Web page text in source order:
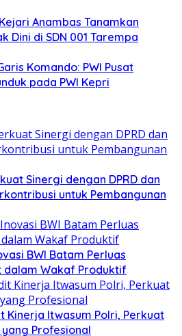
Anambas Tanamkan
Dini di SDN 001 Tarempa
Komando: PWI Pusat
pada PWI Kepri
Sinergi dengan DPRD dan
untuk Pembangunan
BWI Batam Perluas
dalam Wakaf Produktif
Kinerja Itwasum Polri, Perkuat
Profesional